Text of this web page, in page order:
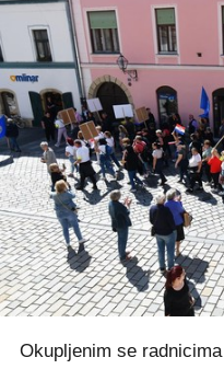
Okupljenim se